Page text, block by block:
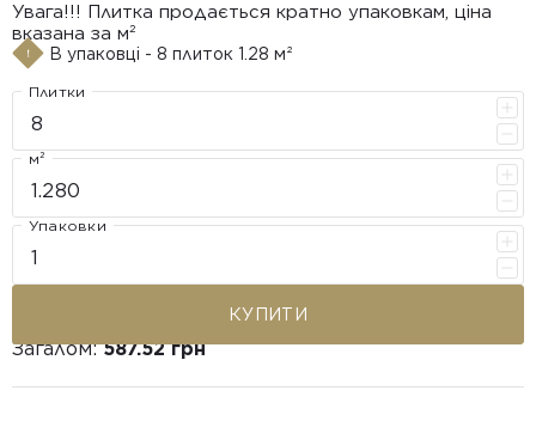
Увага!!! Плитка продається кратно упаковкам, ціна
вказана за м²
В упаковці - 8 плиток 1.28 м²
Плитки
м²
Упаковки
КУПИТИ
Загалом:587.52 грн